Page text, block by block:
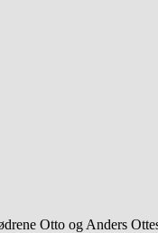
Otto og Anders